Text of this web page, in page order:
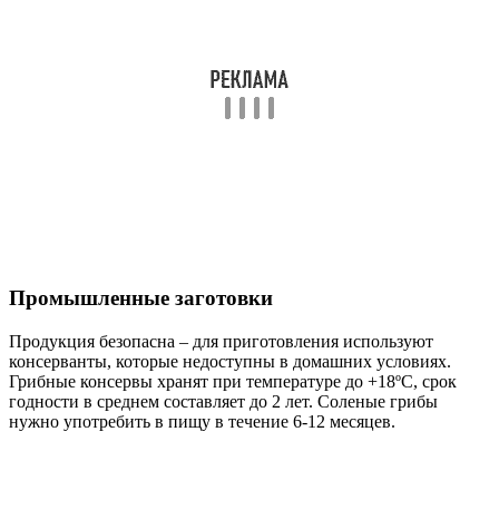
Промышленные заготовки
Продукция безопасна – для приготовления используют
консерванты, которые недоступны в домашних условиях.
Грибные консервы хранят при температуре до +18ºС, срок
годности в среднем составляет до 2 лет. Соленые грибы
нужно употребить в пищу в течение 6-12 месяцев.